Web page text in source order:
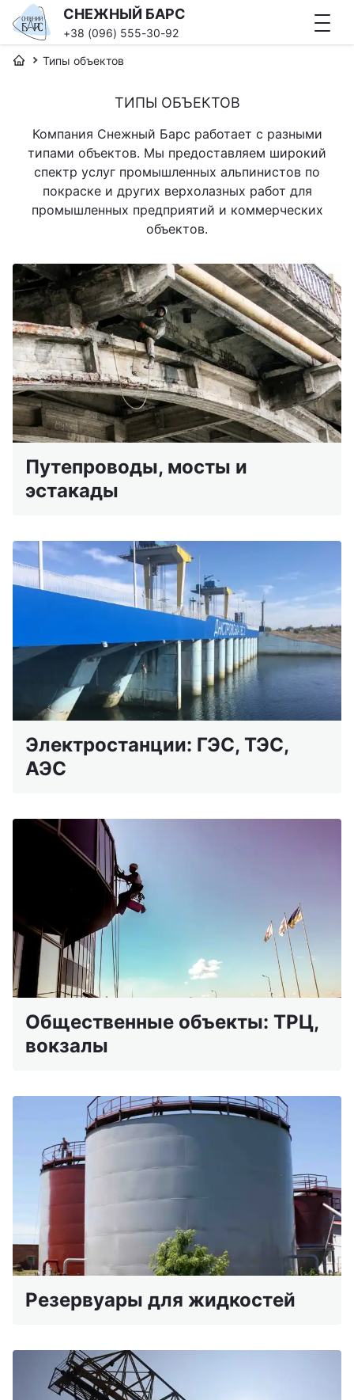
СНЕЖНЫЙ БАРС
+38 (096) 555-30-92
Типы объектов
ТИПЫ ОБЪЕКТОВ
Компания Снежный Барс работает с разными
типами объектов. Мы предоставляем широкий
спектр услуг промышленных альпинистов по
покраске и других верхолазных работ для
промышленных предприятий и коммерческих
объектов.
Путепроводы, мосты и
эстакады
Электростанции: ГЭС, ТЭС,
АЭС
Общественные объекты: ТРЦ,
вокзалы
Резервуары для жидкостей